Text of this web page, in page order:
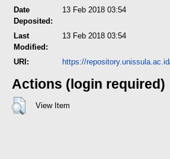
Date
Deposited:
13 Feb 2018 03:54
Last
Modified:
13 Feb 2018 03:54
URI: https://
Actions (login required)
View Item